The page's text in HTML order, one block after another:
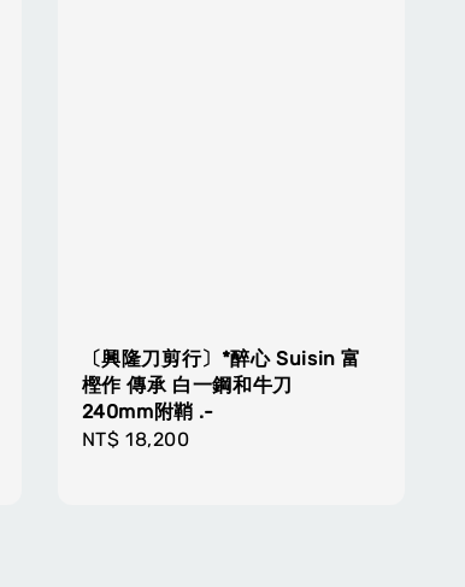
〔興隆刀剪行〕*醉心 Suisin 富
樫作 傳承 白一鋼和牛刀
240mm附鞘 .-
Regular
NT$ 18,200